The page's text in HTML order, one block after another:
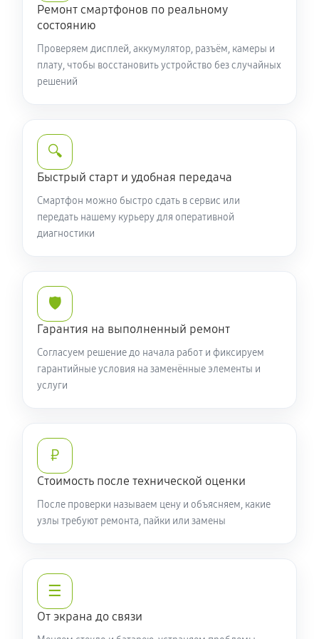
Ремонт смартфонов по реальному
состоянию
Проверяем дисплей, аккумулятор, разъём, камеры и
плату, чтобы восстановить устройство без случайных
решений
🔍
Быстрый старт и удобная передача
Смартфон можно быстро сдать в сервис или
передать нашему курьеру для оперативной
диагностики
🛡️
Гарантия на выполненный ремонт
Согласуем решение до начала работ и фиксируем
гарантийные условия на заменённые элементы и
услуги
₽
Стоимость после технической оценки
После проверки называем цену и объясняем, какие
узлы требуют ремонта, пайки или замены
☰
От экрана до связи